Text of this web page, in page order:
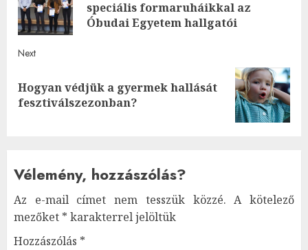
speciális formaruháikkal az
Óbudai Egyetem hallgatói
Next
Next
post:
Hogyan védjük a gyermek hallását
fesztiválszezonban?
Vélemény, hozzászólás?
Az e-mail címet nem tesszük közzé. A kötelező
mezőket * karakterrel jelöltük
Hozzászólás *